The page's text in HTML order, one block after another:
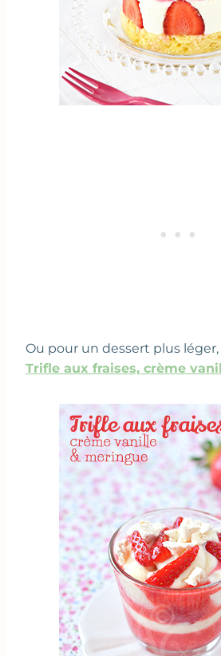
Ou pour un dessert plus
Trifle aux fraises, crème